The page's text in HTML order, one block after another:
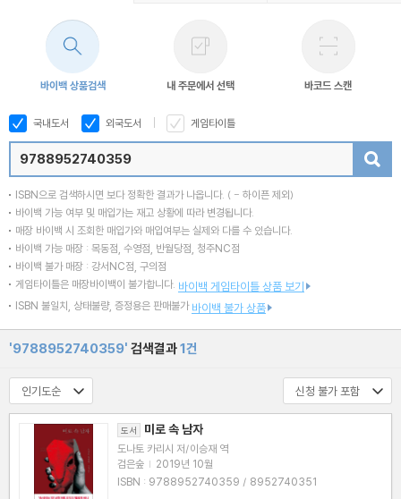
바이백 상품검색 내 주문에서 선택 바코드 스캔
국내도서 외국도서 게임타이틀
ISBN으로 검색하시면 보다 정확한 결과가 나옵니다. ( - 하이픈 제외)
바이백 가능 여부 및 매입가는 재고 상황에 따라 변경됩니다.
매장 바이백 시 조회한 매입가와 매입여부는 실제와 다를 수 있습니다.
바이백 가능 매장 : 목동점, 수영점, 반월당점, 청주NC점
바이백 불가 매장 : 강서NC점, 구의점
게임타이틀은 매장바이백이 불가합니다. 바이백 게임타이틀 상품 보기
ISBN 불일치, 상태불량, 증정용은 판매불가 바이백 불가 상품
'9788952740359' 검색결과1건
도서 미로 속 남자
도나토 카리시 저/이승재 역
검은숲 | 2019년 10월
ISBN : 9788952740359 / 8952740351